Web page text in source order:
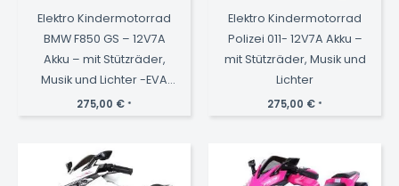
Elektro Kindermotorrad
BMW F850 GS – 12V7A
Akku – mit Stützräder,
Musik und Lichter -EVA
Reifen
275,00 € *
Elektro Kindermotorrad
Polizei 011- 12V7A Akku –
mit Stützräder, Musik und
Lichter
275,00 € *